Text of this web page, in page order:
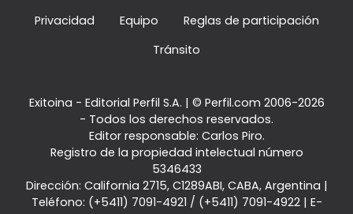
Privacidad
Equipo
Reglas de participación
Tránsito
Exitoina - Editorial Perfil S.A. | © Perfil.com 2006-2026
- Todos los derechos reservados.
Editor responsable: Carlos Piro.
Registro de la propiedad intelectual número
5346433
Dirección: California 2715, C1289ABI, CABA, Argentina |
Teléfono: (+5411) 7091-4921 / (+5411) 7091-4922| E-